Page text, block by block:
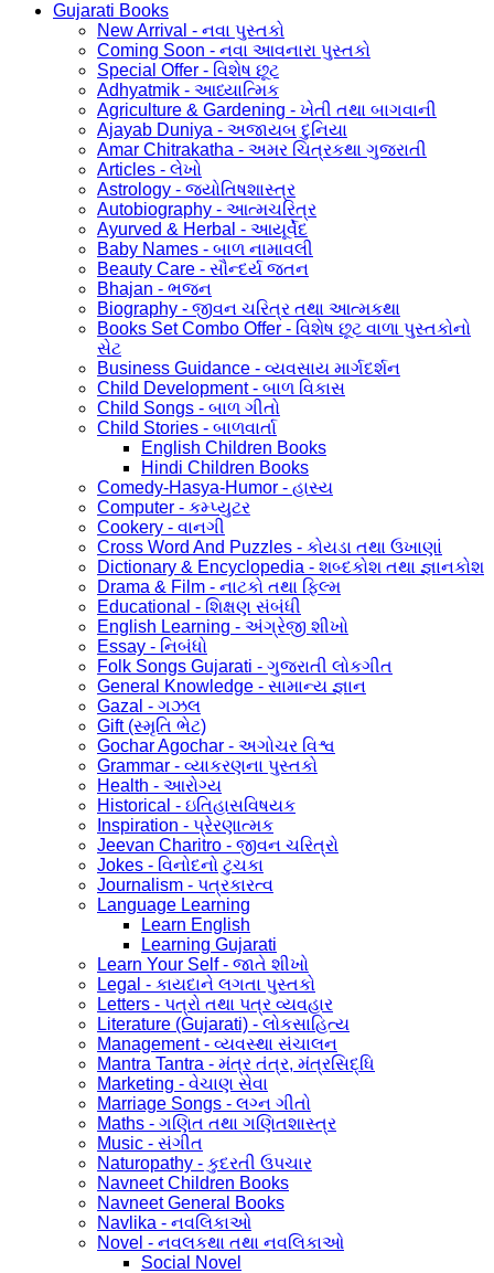
Gujarati Books
New Arrival - નવા પુસ્તકો
Coming Soon - નવા આવનારા પુસ્તકો
Special Offer - વિશેષ છૂટ
Adhyatmik - આધ્યાત્મિક
Agriculture & Gardening - ખેતી તથા બાગવાની
Ajayab Duniya - અજાયબ દુનિયા
Amar Chitrakatha - અમર ચિત્રકથા ગુજરાતી
Articles - લેખો
Astrology - જ્યોતિષશાસ્ત્ર
Autobiography - આત્મચરિત્ર
Ayurved & Herbal - આયૂર્વેદ
Baby Names - બાળ નામાવલી
Beauty Care - સૌન્દર્ય જતન
Bhajan - ભજન
Biography - જીવન ચરિત્ર તથા આત્મકથા
Books Set Combo Offer - વિશેષ છૂટ વાળા પુસ્તકોનો
સેટ
Business Guidance - વ્યવસાય માર્ગદર્શન
Child Development - બાળ વિકાસ
Child Songs - બાળ ગીતો
Child Stories - બાળવાર્તા
English Children Books
Hindi Children Books
Comedy-Hasya-Humor - હાસ્ય
Computer - કમ્પ્યુટર
Cookery - વાનગી
Cross Word And Puzzles - કોયડા તથા ઉખાણાં
Dictionary & Encyclopedia - શબ્દકોશ તથા જ્ઞાનકોશ
Drama & Film - નાટકો તથા ફિલ્મ
Educational - શિક્ષણ સંબંધી
English Learning - અંગ્રેજી શીખો
Essay - નિબંધો
Folk Songs Gujarati - ગુજરાતી લોકગીત
General Knowledge - સામાન્ય જ્ઞાન
Gazal - ગઝલ
Gift (સ્મૃતિ ભેટ)
Gochar Agochar - અગોચર વિશ્વ
Grammar - વ્યાકરણના પુસ્તકો
Health - આરોગ્ય
Historical - ઇતિહાસવિષયક
Inspiration - પ્રેરણાત્મક
Jeevan Charitro - જીવન ચરિત્રો
Jokes - વિનોદનો ટુચકા
Journalism - પત્રકારત્વ
Language Learning
Learn English
Learning Gujarati
Learn Your Self - જાતે શીખો
Legal - કાયદાને લગતા પુસ્તકો
Letters - પત્રો તથા પત્ર વ્યવહાર
Literature (Gujarati) - લોકસાહિત્ય
Management - વ્યવસ્થા સંચાલન
Mantra Tantra - મંત્ર તંત્ર, મંત્રસિદ્ધિ
Marketing - વેચાણ સેવા
Marriage Songs - લગ્ન ગીતો
Maths - ગણિત તથા ગણિતશાસ્ત્ર
Music - સંગીત
Naturopathy - કુદરતી ઉપચાર
Navneet Children Books
Navneet General Books
Navlika - નવલિકાઓ
Novel - નવલકથા તથા નવલિકાઓ
Social Novel